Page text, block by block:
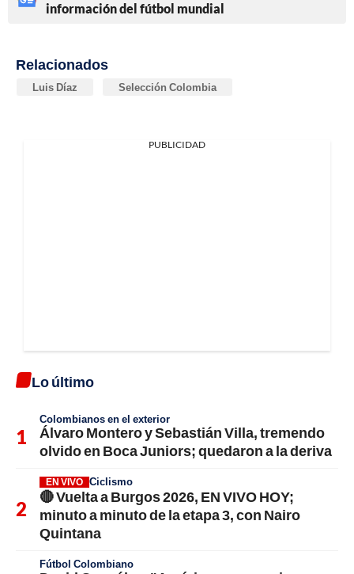
información del fútbol mundial
Relacionados
Luis Díaz Selección Colombia
PUBLICIDAD
Lo último
Colombianos en el exterior
Álvaro Montero y Sebastián Villa, tremendo
olvido en Boca Juniors; quedaron a la deriva
EN VIVO Ciclismo
🔴 Vuelta a Burgos 2026, EN VIVO HOY;
minuto a minuto de la etapa 3, con Nairo
Quintana
Fútbol Colombiano